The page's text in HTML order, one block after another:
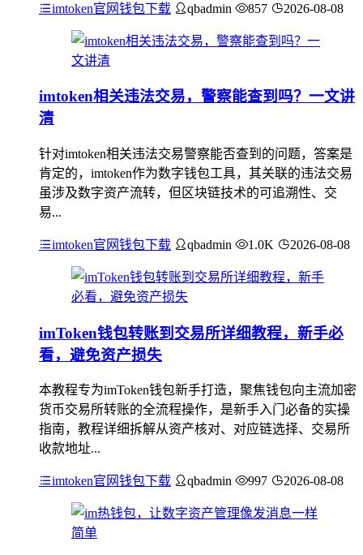
imtoken官网钱包下载 qbadmin 857 2026-08-08
imtoken相关违法交易，警察能查到吗？一文讲
清
针对imtoken相关违法交易警察能否查到的问题，答案是
肯定的，imtoken作为数字钱包工具，其关联的违法交易
虽涉及数字资产流转，但区块链技术的可追溯性、交
易...
imtoken官网钱包下载 qbadmin 1.0K 2026-08-08
imToken钱包转账到交易所详细教程，新手必
看，避免资产损失
本教程专为imToken钱包新手打造，聚焦钱包向主流加密
货币交易所转账的全流程操作，是新手入门必备的实操
指南，教程详细拆解从资产核对、对应链选择、交易所
收款地址...
imtoken官网钱包下载 qbadmin 997 2026-08-08